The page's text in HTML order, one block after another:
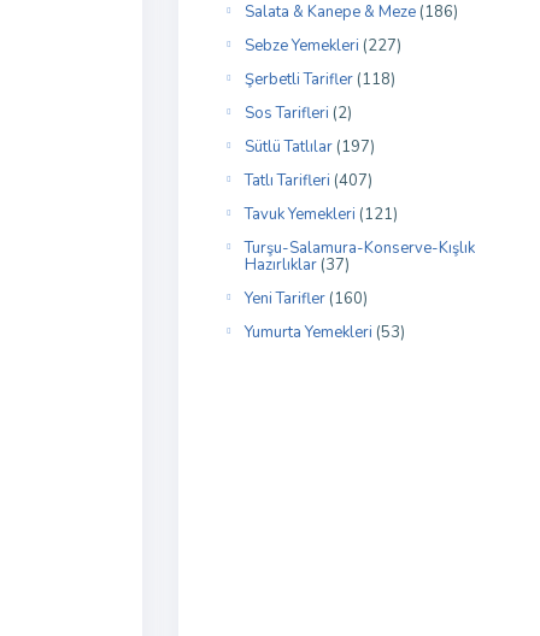
Salata & Kanepe & Meze (186)
Sebze Yemekleri (227)
Şerbetli Tarifler (118)
Sos Tarifleri (2)
Sütlü Tatlılar (197)
Tatlı Tarifleri (407)
Tavuk Yemekleri (121)
Turşu-Salamura-Konserve-Kışlık
Hazırlıklar (37)
Yeni Tarifler (160)
Yumurta Yemekleri (53)